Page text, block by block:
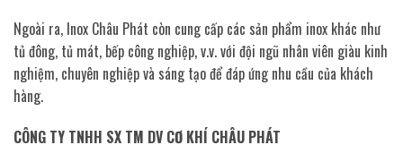
Ngoài ra, Inox Châu Phát còn cung cấp các sản phẩm inox khác như
tủ đông, tủ mát, bếp công nghiệp, v.v. với đội ngũ nhân viên giàu kinh
nghiệm, chuyên nghiệp và sáng tạo để đáp ứng nhu cầu của khách
hàng.
CÔNG TY TNHH SX TM DV CƠ KHÍ CHÂU PHÁT